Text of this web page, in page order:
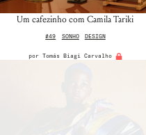
Um cafezinho com Camila Tariki
#49 SONHO DESIGN
por Tomás Biagi Carvalho